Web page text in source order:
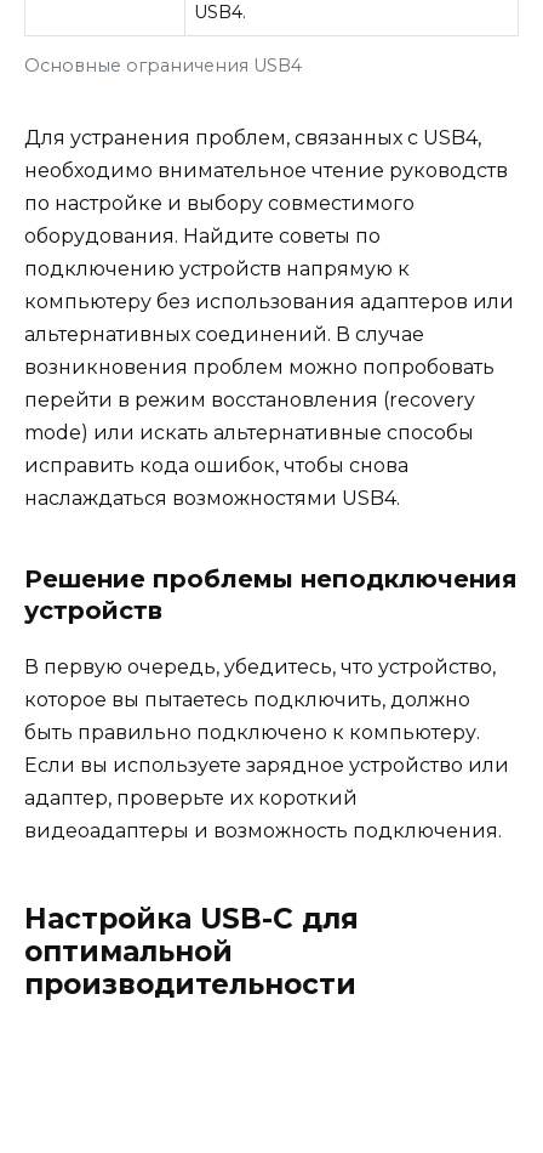
Основные ограничения USB4
USB4.
Для устранения проблем, связанных с USB4,
необходимо внимательное чтение руководств
по настройке и выбору совместимого
оборудования. Найдите советы по
подключению устройств напрямую к
компьютеру без использования адаптеров или
альтернативных соединений. В случае
возникновения проблем можно попробовать
перейти в режим восстановления (recovery
mode) или искать альтернативные способы
исправить кода ошибок, чтобы снова
наслаждаться возможностями USB4.
Решение проблемы неподключения
устройств
В первую очередь, убедитесь, что устройство,
которое вы пытаетесь подключить, должно
быть правильно подключено к компьютеру.
Если вы используете зарядное устройство или
адаптер, проверьте их короткий
видеоадаптеры и возможность подключения.
Настройка USB-C для
оптимальной
производительности